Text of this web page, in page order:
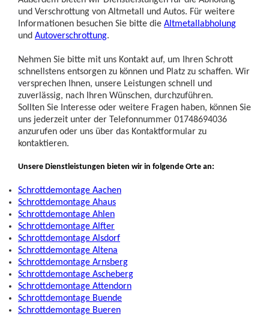
und Verschrottung von Altmetall und Autos. Für weitere
Informationen besuchen Sie bitte die Altmetallabholung
und Autoverschrottung.
Nehmen Sie bitte mit uns Kontakt auf, um Ihren Schrott
schnellstens entsorgen zu können und Platz zu schaffen. Wir
versprechen Ihnen, unsere Leistungen schnell und
zuverlässig, nach Ihren Wünschen, durchzuführen.
Sollten Sie Interesse oder weitere Fragen haben, können Sie
uns jederzeit unter der Telefonnummer 01748694036
anzurufen oder uns über das Kontaktformular zu
kontaktieren.
Unsere Dienstleistungen bieten wir in folgende Orte an:
Schrottdemontage Aachen
Schrottdemontage Ahaus
Schrottdemontage Ahlen
Schrottdemontage Alfter
Schrottdemontage Alsdorf
Schrottdemontage Altena
Schrottdemontage Arnsberg
Schrottdemontage Ascheberg
Schrottdemontage Attendorn
Schrottdemontage Buende
Schrottdemontage Bueren